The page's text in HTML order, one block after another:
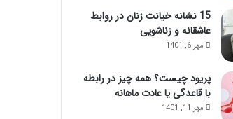
15 نشانه خیانت زنان در روابط
عاشقانه و زناشویی
مهر 6, 1401
پریود چیست؟ همه چیز در رابطه
با قاعدگی یا عادت ماهانه
مهر 11, 1401